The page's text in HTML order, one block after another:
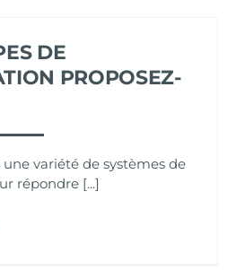
DE
PROPOSEZ-
une variété de systèmes de
répondre [...]